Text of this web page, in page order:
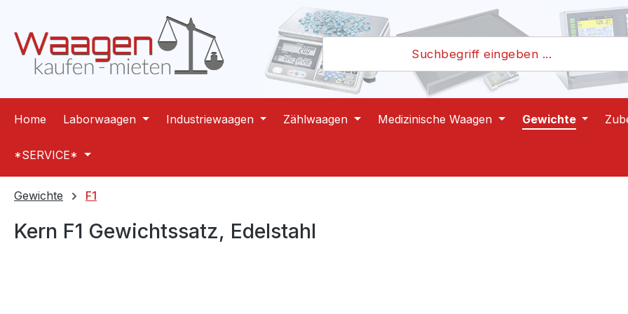
Zur Hauptnavigation springen
Home Laborwaagen Industriewaagen Zählwaagen Medizinische Waagen Gewichte
*SERVICE*
Gewichte F1
Kern F1 Gewichtssatz, Edelstahl